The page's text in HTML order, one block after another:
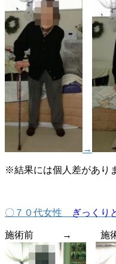
→
※結果には個人差があり
〇７０代女性 ぎっくり
施術前 → 施術